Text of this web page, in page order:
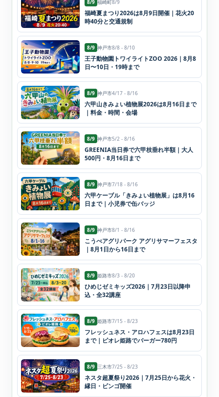
8/9 福崎町8/9
福崎夏まつり2026は8月9日開催｜花火20
時40分と交通規制
8/9 神戸市8/8 - 8/10
王子動物園トワイライトZOO 2026｜8月8
日〜10日・19時まで
8/9 神戸市4/17 - 8/16
六甲山きみょい植物展2026は8月16日まで
｜料金・時間・会場
8/9 神戸市5/2 - 8/16
GREENIA当日券で六甲枝垂れ半額｜大人
500円・8月16日まで
8/9 神戸市7/18 - 8/16
六甲ケーブル「きみょい植物展」は8月16
日まで｜小児券で缶バッジ
8/9 神戸市8/1 - 8/16
こうべアグリパーク アグリサマーフェスタ
｜8月1日から16日まで
8/9 姫路市8/3 - 8/20
ひめじゼミキッズ2026｜7月23日以降申
込・全32講座
8/9 姫路市7/15 - 8/23
フレッシュネス・アロハフェスは8月23日
まで｜ピオレ姫路でバーガー780円
8/9 三木市7/25 - 8/23
ネスタ超夏祭り2026｜7月25日から花火・
縁日・ビンゴ開催